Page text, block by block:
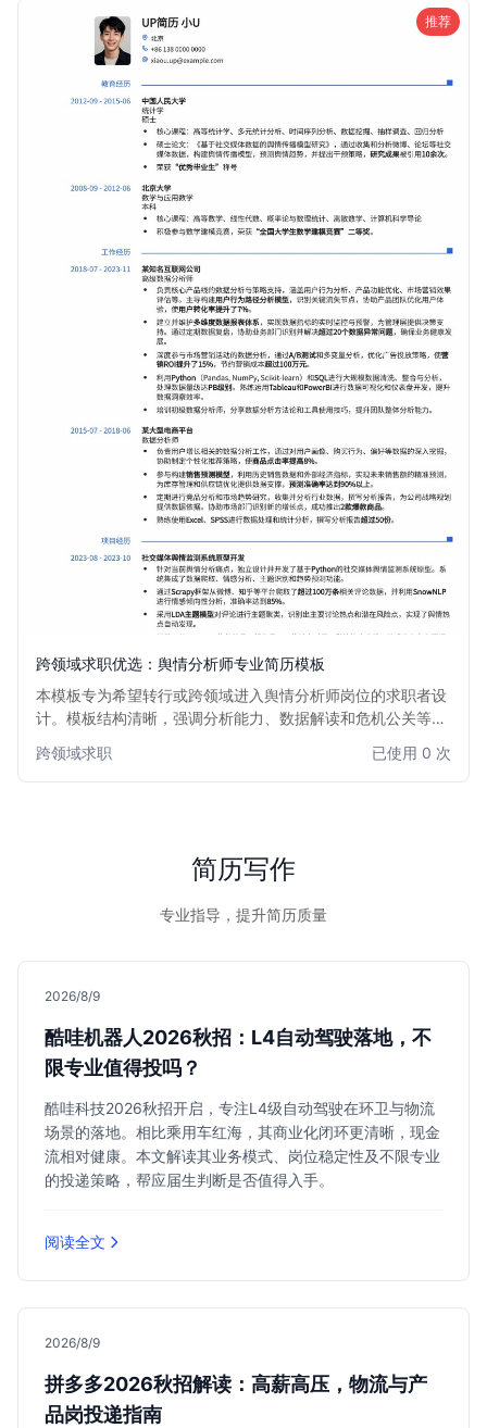
推荐
跨领域求职优选：舆情分析师专业简历模板
本模板专为希望转行或跨领域进入舆情分析师岗位的求职者设
计。模板结构清晰，强调分析能力、数据解读和危机公关等核
新岗位需求。适用于对舆情监控、数据分析、危机管理有兴趣
的专业人士。
跨领域求职 已使用 0 次
简历写作
专业指导，提升简历质量
2026/8/9
酷哇机器人2026秋招：L4自动驾驶落地，不
限专业值得投吗？
酷哇科技2026秋招开启，专注L4级自动驾驶在环卫与物流
场景的落地。相比乘用车红海，其商业化闭环更清晰，现金
流相对健康。本文解读其业务模式、岗位稳定性及不限专业
的投递策略，帮应届生判断是否值得入手。
阅读全文
2026/8/9
拼多多2026秋招解读：高薪高压，物流与产
品岗投递指南